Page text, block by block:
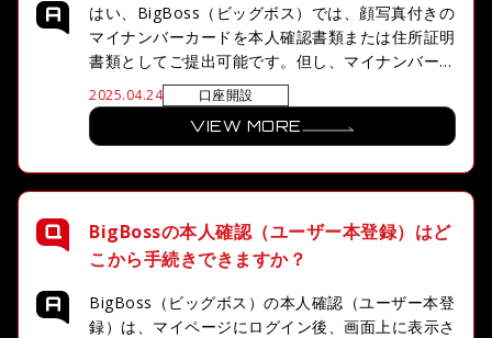
はい、BigBoss（ビッグボス）では、顔写真付きの
マイナンバーカードを本人確認書類または住所証明
書類としてご提出可能です。但し、マイナンバーカ
ードを提出する場合、もう1種類別の書類を本人確
認書類または住所証明書類としてご用意頂く必要が
ございます。
2025.04.24
口座開設
VIEW MORE
BigBossの本人確認（ユーザー本登録）はど
こから手続きできますか？
BigBoss（ビッグボス）の本人確認（ユーザー本登
録）は、マイページにログイン後、画面上に表示さ